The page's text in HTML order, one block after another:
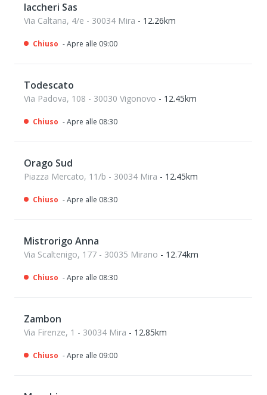
Iaccheri Sas
Via Caltana, 4/e - 30034 Mira - 12.26km
Chiuso - Apre alle 09:00
Todescato
Via Padova, 108 - 30030 Vigonovo - 12.45km
Chiuso - Apre alle 08:30
Orago Sud
Piazza Mercato, 11/b - 30034 Mira - 12.45km
Chiuso - Apre alle 08:30
Mistrorigo Anna
Via Scaltenigo, 177 - 30035 Mirano - 12.74km
Chiuso - Apre alle 08:30
Zambon
Via Firenze, 1 - 30034 Mira - 12.85km
Chiuso - Apre alle 09:00